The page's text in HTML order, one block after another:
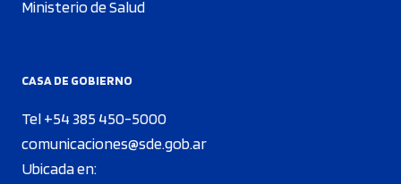
Ministerio de Salud
CASA DE GOBIERNO
Tel +54 385 450-5000
comunicaciones@sde.gob.ar
Ubicada en: